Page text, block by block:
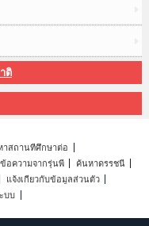
ติ
าสถานที่ศึกษาต่อ
ข้อความจากรุ่นพี่
ค้นหาดรรชนี
แจ้งเกี่ยวกับข้อมูลส่วนตัว
บบ